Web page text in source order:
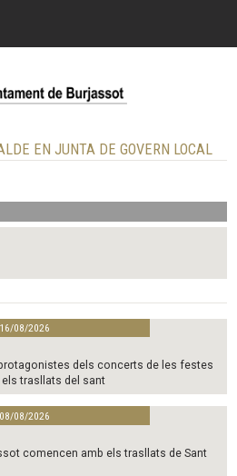
EN JUNTA DE GOVERN LOCAL
08/2026
dels concerts de les festes
trasllats del sant
08/2026
comencen amb els trasllats de Sant